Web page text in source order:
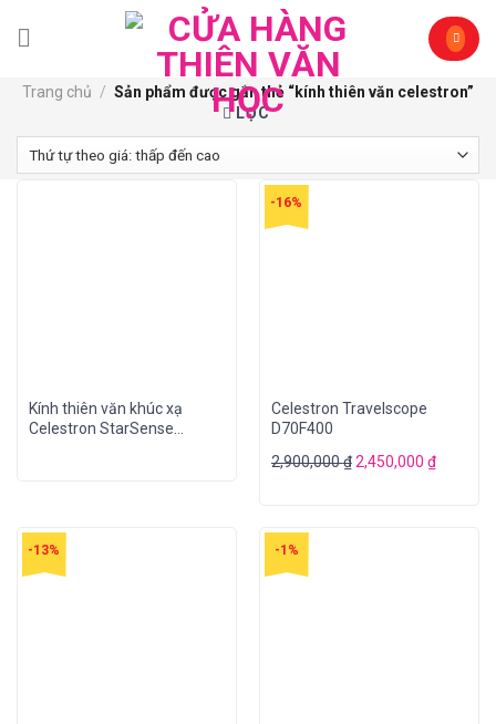
Trang chủ / Sản phẩm được gắn thẻ “kính thiên văn celestron”
LỌC
Kính thiên văn khúc xạ
Celestron StarSense
-16%
Celestron Travelscope
D70F400
2,900,000₫ 2,450,000 ₫
-13% -1%